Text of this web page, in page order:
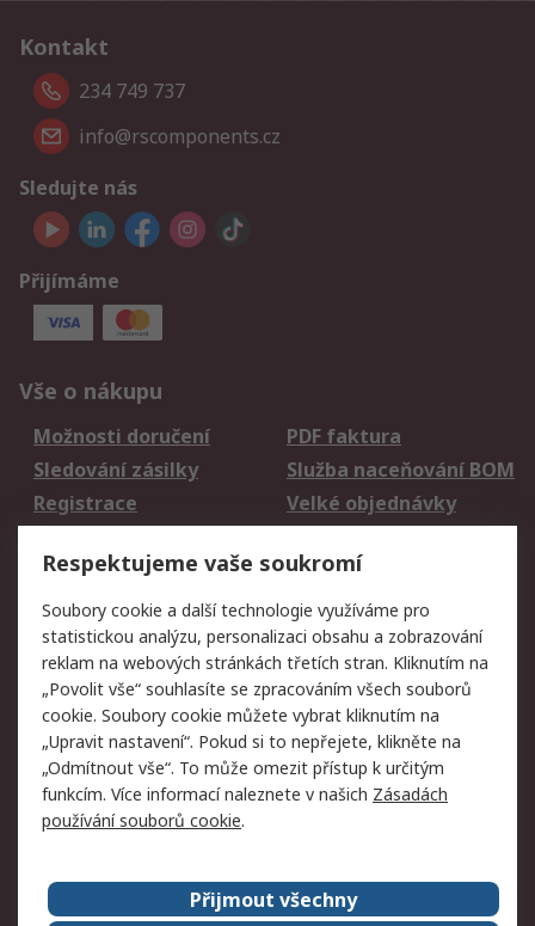
Kontakt
234 749 737
info@rscomponents.cz
Sledujte nás
Přijímáme
Vše o nákupu
Možnosti doručení
PDF faktura
Sledování zásilky
Služba naceňování BOM
Registrace
Velké objednávky
Právní
Autorská práva
Obchodní podmínky
společnosti RS
Prohlášení o ochraně
údajů
Zabezpečení
elektronické pošty
Zásady pro soubory
cookie
Zásady ochrany
osobních údajů
Kontakt
Respektujeme vaše soukromí
Soubory cookie a další technologie využíváme pro
statistickou analýzu, personalizaci obsahu a zobrazování
reklam na webových stránkách třetích stran. Kliknutím na
„Povolit vše“ souhlasíte se zpracováním všech souborů
cookie. Soubory cookie můžete vybrat kliknutím na
„Upravit nastavení“. Pokud si to nepřejete, klikněte na
„Odmítnout vše“. To může omezit přístup k určitým
funkcím. Více informací naleznete v našich Zásadách
používání souborů cookie.
Přijmout všechny